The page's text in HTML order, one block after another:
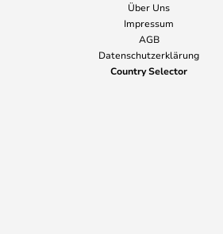
Über Uns
Impressum
AGB
Datenschutzerklärung
Country Selector